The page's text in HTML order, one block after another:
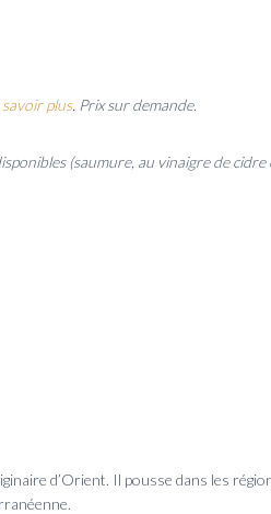
plus. Prix sur demande.
(saumure, au vinaigre de cidre
d’Orient. Il pousse dans les